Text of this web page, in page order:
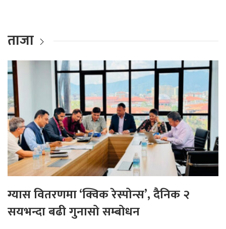
ताजा
ग्यास वितरणमा ‘क्विक रेस्पोन्स’, दैनिक २
सयभन्दा बढी गुनासो सम्बोधन